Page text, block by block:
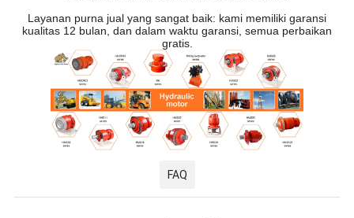
Layanan purna jual yang sangat baik: kami memiliki garansi
kualitas 12 bulan, dan dalam waktu garansi, semua perbaikan
gratis.
FAQ